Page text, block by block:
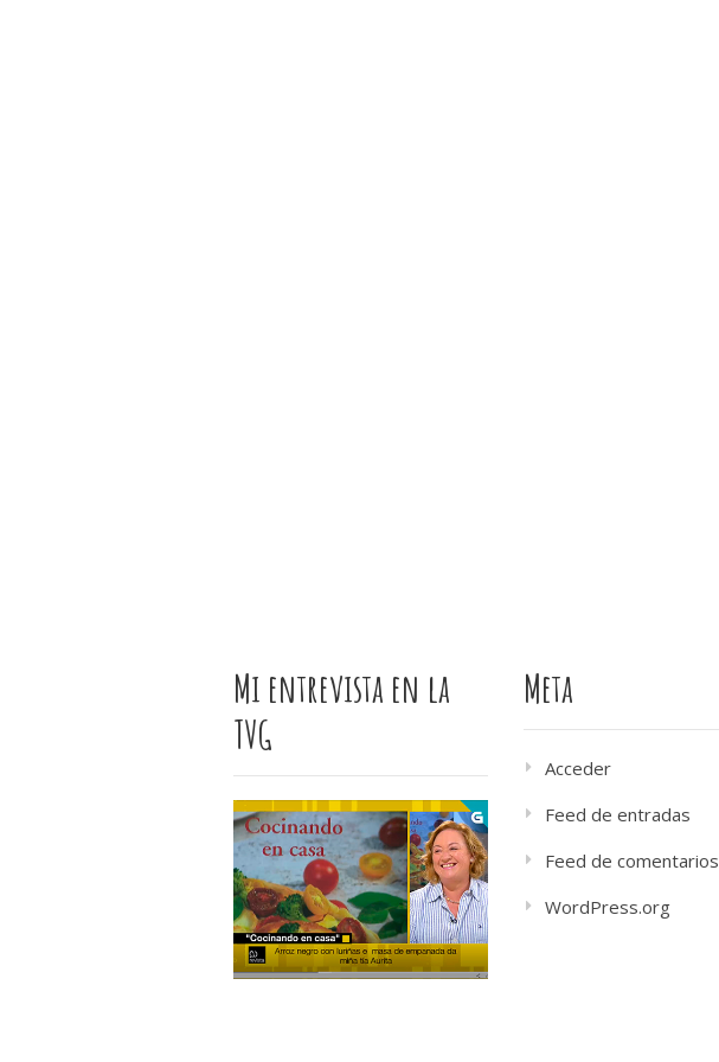
Mi entrevista en la
TVG
Meta
Acceder
Feed de entradas
Feed de comentarios
WordPress.org